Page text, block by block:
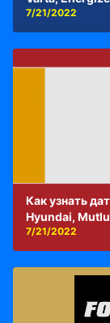
7/21/2022
Как узнать
Hyundai, Mutlu
7/21/2022